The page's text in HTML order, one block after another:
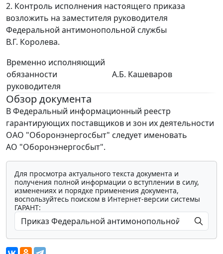
2. Контроль исполнения настоящего приказа
возложить на заместителя руководителя
Федеральной антимонопольной службы
В.Г. Королева.
Временно исполняющий
обязанности
руководителя
А.Б. Кашеваров
Обзор документа
В Федеральный информационный реестр
гарантирующих поставщиков и зон их деятельности
ОАО "Оборонэнергосбыт" следует именовать
АО "Оборонэнергосбыт".
Для просмотра актуального текста документа и
получения полной информации о вступлении в силу,
изменениях и порядке применения документа,
воспользуйтесь поиском в Интернет-версии системы
ГАРАНТ: